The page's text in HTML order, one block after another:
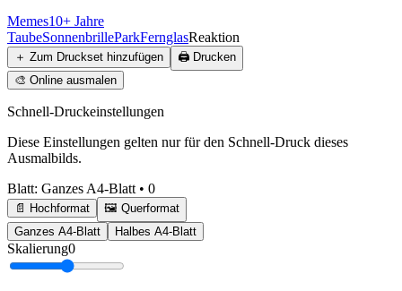
Memes10+ Jahre
TaubeSonnenbrilleParkFernglasReaktion
＋ Zum Druckset hinzufügen 🖨️ Drucken
🎨 Online ausmalen
Schnell-Druckeinstellungen
Diese Einstellungen gelten nur für den Schnell-Druck dieses
Ausmalbilds.
Blatt: Ganzes A4-Blatt • 0
📄 Hochformat
🖼️ Querformat
Ganzes A4-Blatt
Halbes A4-Blatt
Skalierung0